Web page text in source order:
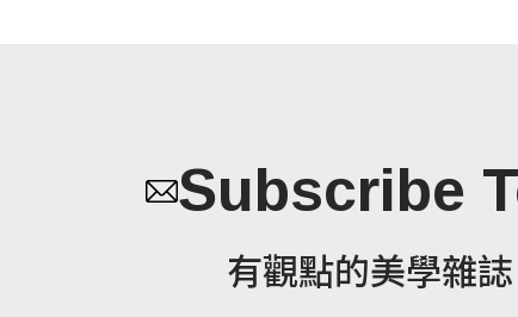
Subscribe
有觀點的美學雜誌